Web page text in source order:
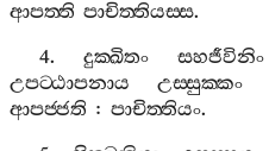
ආපත‍්ති පාචිත‍්තියස‍්ස.
4. දුක‍්ඛිතං සහජීවිනිං
උපට‍්ඨාපනාය
උස‍්සුක‍්කං
ආපජ‍්ජති : පාචිත‍්තියං.